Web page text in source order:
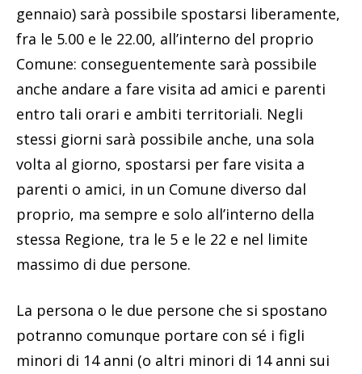
gennaio) sarà possibile spostarsi liberamente,
fra le 5.00 e le 22.00, all’interno del proprio
Comune: conseguentemente sarà possibile
anche andare a fare visita ad amici e parenti
entro tali orari e ambiti territoriali. Negli
stessi giorni sarà possibile anche, una sola
volta al giorno, spostarsi per fare visita a
parenti o amici, in un Comune diverso dal
proprio, ma sempre e solo all’interno della
stessa Regione, tra le 5 e le 22 e nel limite
massimo di due persone.
La persona o le due persone che si spostano
potranno comunque portare con sé i figli
minori di 14 anni (o altri minori di 14 anni sui